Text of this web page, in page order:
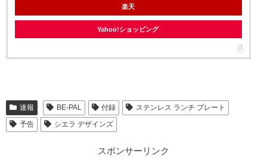
楽天
Yahoo!ショッピング
速報 BE-PAL 付録
ステンレス ランチ プレート
予告
シエラ デザインズ
スポンサーリンク